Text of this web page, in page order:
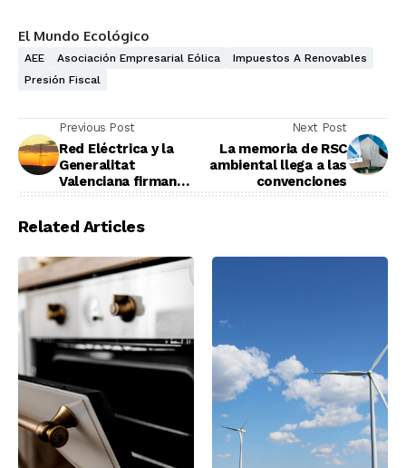
El Mundo Ecológico
AEE Asociación Empresarial Eólica
Impuestos A Renovables
Presión Fiscal
Previous Post
Red Eléctrica y la
Generalitat
Valenciana firman
mejora del entorno
Next Post
La memoria de RSC
ambiental llega a las
convenciones
Related Articles